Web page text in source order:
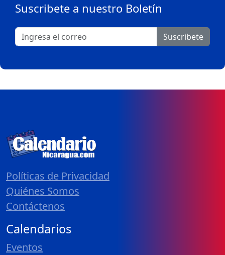
Suscribete a nuestro Boletín
Suscribete
Políticas de Privacidad
Quiénes Somos
Contáctenos
Calendarios
Eventos